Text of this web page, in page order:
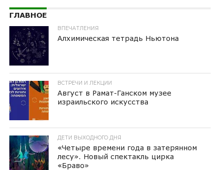
ГЛАВНОЕ
ВПЕЧАТЛЕНИЯ
Алхимическая тетрадь Ньютона
ВСТРЕЧИ И ЛЕКЦИИ
Август в Рамат-Ганском музее
израильского искусства
ДЕТИ ВЫХОДНОГО ДНЯ
«Четыре времени года в затерянном
лесу». Новый спектакль цирка
«Браво»